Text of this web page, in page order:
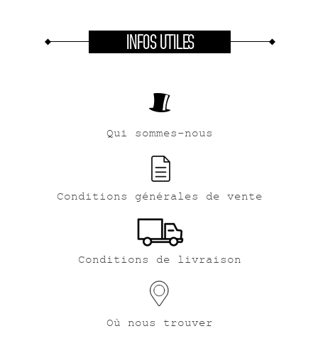
INFOS UTILES
Qui sommes-nous
Conditions générales de vente
Conditions de livraison
Où nous trouver